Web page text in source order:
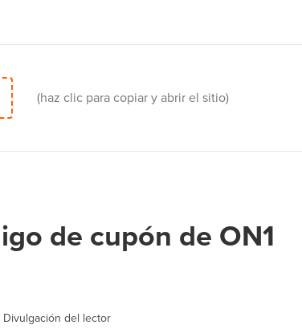
(haz clic para copiar y abrir el sitio)
de cupón de ON1
Divulgación del lector